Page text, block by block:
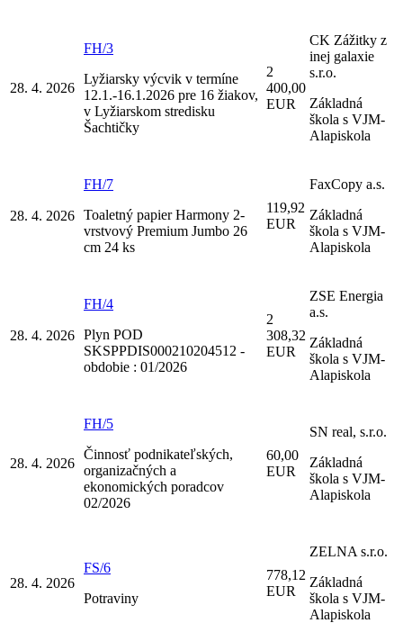
28. 4. 2026
FH/3
Lyžiarsky výcvik v termíne
12.1.-16.1.2026 pre 16 žiakov,
v Lyžiarskom stredisku
Šachtičky
2
400,00
EUR
CK Zážitky z
inej galaxie
s.r.o.
Základná
škola s VJM-
Alapiskola
28. 4. 2026
FH/7
Toaletný papier Harmony 2-
vrstvový Premium Jumbo 26
cm 24 ks
119,92
EUR
FaxCopy a.s.
Základná
škola s VJM-
Alapiskola
28. 4. 2026
FH/4
Plyn POD
SKSPPDIS000210204512 -
obdobie : 01/2026
2
308,32
EUR
ZSE Energia
a.s.
Základná
škola s VJM-
Alapiskola
28. 4. 2026
FH/5
Činnosť podnikateľských,
organizačných a
ekonomických poradcov
02/2026
60,00
EUR
SN real, s.r.o.
Základná
škola s VJM-
Alapiskola
28. 4. 2026
FS/6
Potraviny
778,12
EUR
ZELNA s.r.o.
Základná
škola s VJM-
Alapiskola